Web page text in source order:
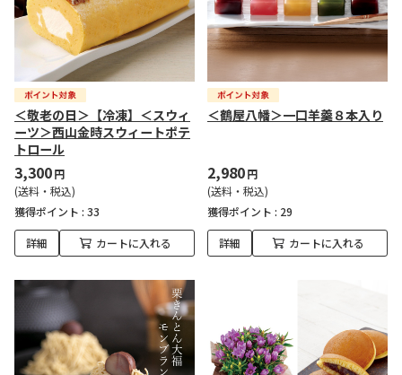
＜敬老の日＞【冷凍】＜スウィ
ーツ＞西山金時スウィートポテ
トロール
3,300円
(送料・税込)
獲得ポイント : 33
詳細 カートに入れる
＜鶴屋八幡＞一口羊羹８本入り
2,980円
(送料・税込)
獲得ポイント : 29
詳細 カートに入れる